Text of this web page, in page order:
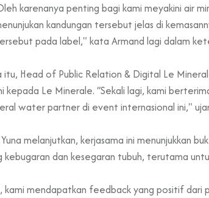
karenanya penting bagi kami meyakini air
kandungan tersebut jelas di
pada label," kata Armand lagi dalam
Head of Public Relation & Digital Le
kepada Le Minerale. “Sekali lagi, kami
water partner di event internasional ini,"
melanjutkan, kerjasama ini menunjukkan
kebugaran dan kesegaran tubuh, terutama
kami mendapatkan feedback yang positif